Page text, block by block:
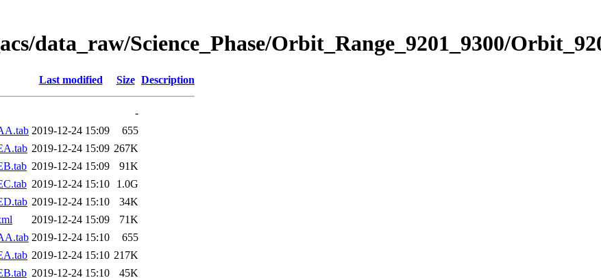
data_raw/Science_Phase/Orbit_Range_9201_9300/
Last modified Size Description
-
2019-12-24 15:09
655
2019-12-24 15:09 267K
2019-12-24 15:09
91K
2019-12-24 15:10
1.0G
2019-12-24 15:10
34K
2019-12-24 15:09
71K
2019-12-24 15:10
655
2019-12-24 15:10 217K
2019-12-24 15:10
45K